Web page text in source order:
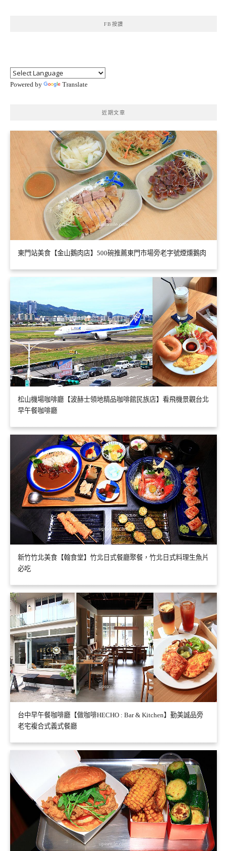
FB按讚
Powered by Translate
近期文章
東門站美食【金山鵝肉店】500碗推薦東門市場旁老字號煙燻鵝肉
松山機場咖啡廳【波赫士領地精品咖啡館民族店】看飛機景觀台北
早午餐咖啡廳
新竹竹北美食【翰食堂】竹北日式餐廳聚餐，竹北日式料理生魚片
必吃
台中早午餐咖啡廳【做咖啡HECHO : Bar & Kitchen】勤美誠品旁
老宅複合式義式餐廳